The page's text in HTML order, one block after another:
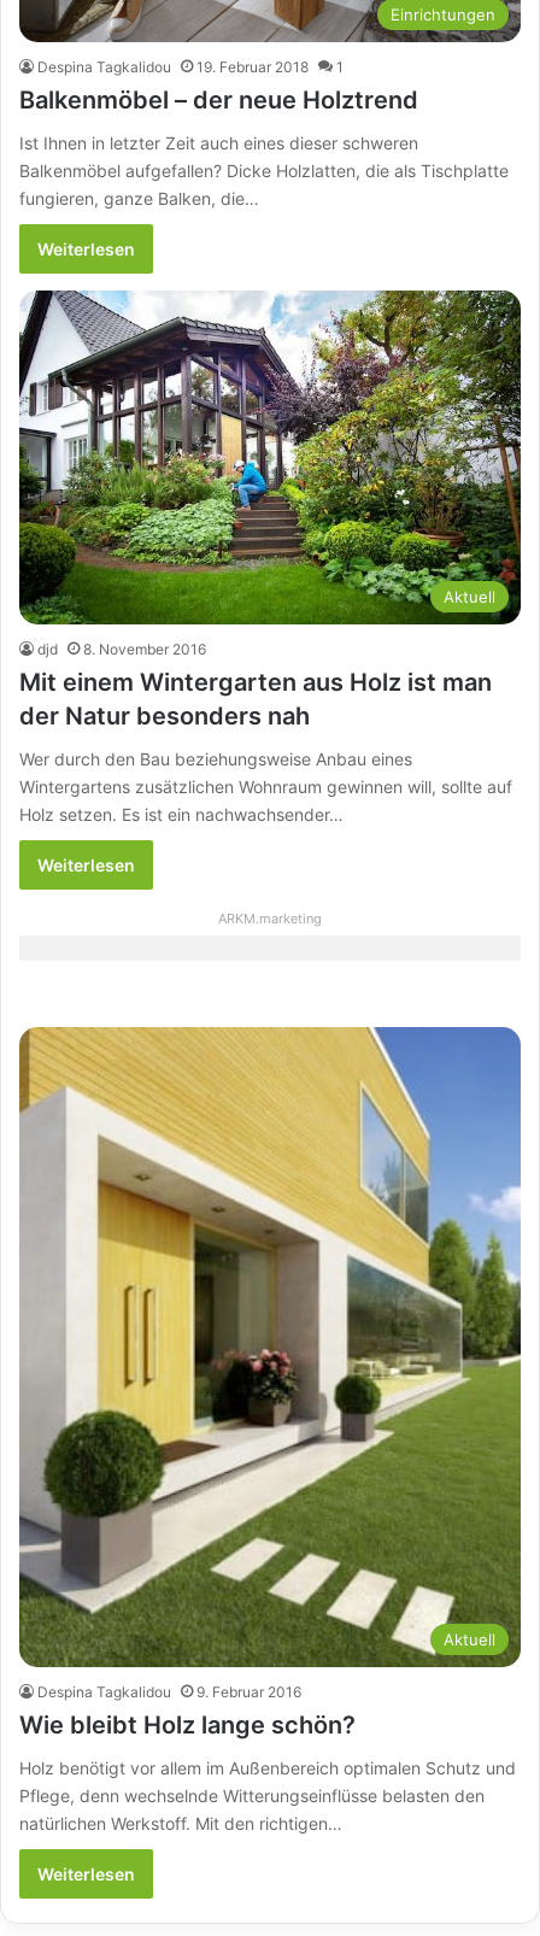
Einrichtungen
Despina Tagkalidou 19. Februar 2018 1
Balkenmöbel – der neue Holztrend
Ist Ihnen in letzter Zeit auch eines dieser schweren
Balkenmöbel aufgefallen? Dicke Holzlatten, die als Tischplatte
fungieren, ganze Balken, die…
Weiterlesen
Aktuell
djd 8. November 2016
Mit einem Wintergarten aus Holz ist man
der Natur besonders nah
Wer durch den Bau beziehungsweise Anbau eines
Wintergartens zusätzlichen Wohnraum gewinnen will, sollte auf
Holz setzen. Es ist ein nachwachsender…
Weiterlesen
ARKM.marketing
Aktuell
Despina Tagkalidou 9. Februar 2016
Wie bleibt Holz lange schön?
Holz benötigt vor allem im Außenbereich optimalen Schutz und
Pflege, denn wechselnde Witterungseinflüsse belasten den
natürlichen Werkstoff. Mit den richtigen…
Weiterlesen